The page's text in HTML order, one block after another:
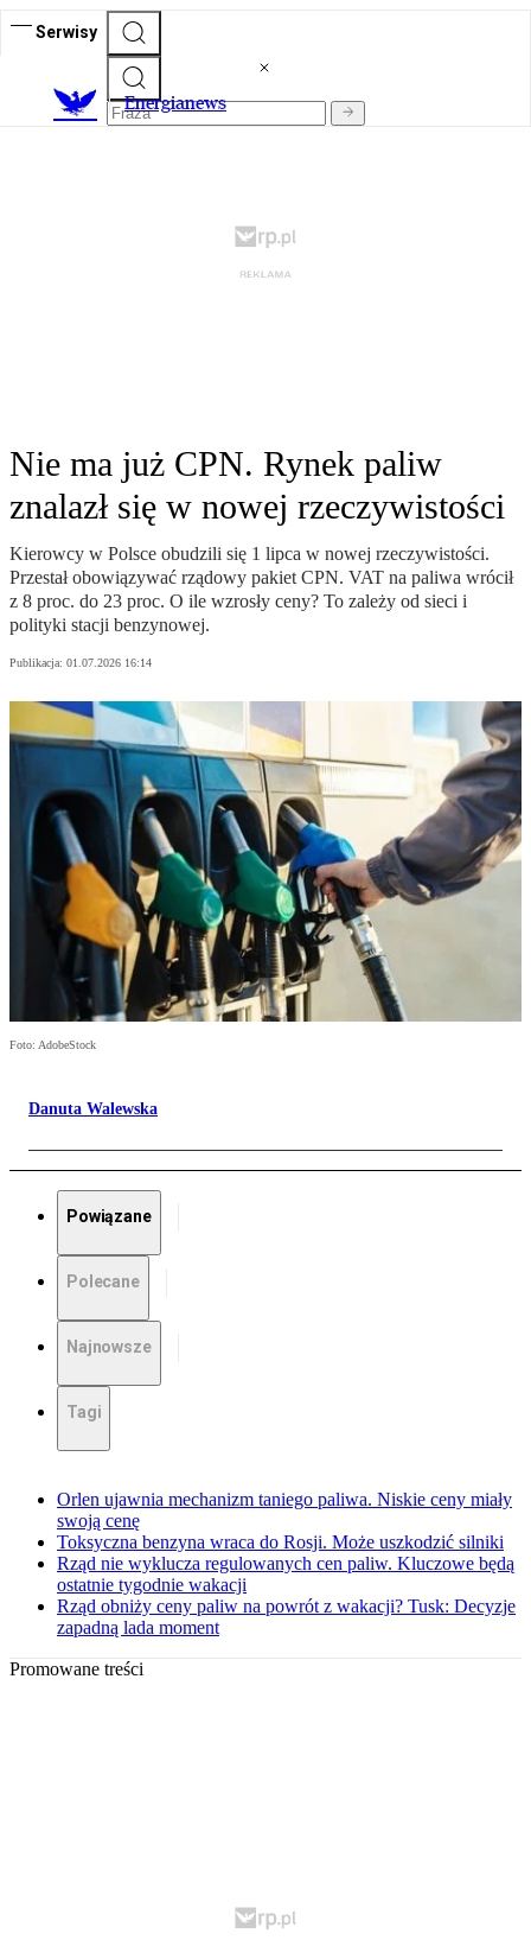
Serwisy
Energianews
Nie ma już CPN. Rynek paliw
znalazł się w nowej rzeczywistości
Kierowcy w Polsce obudzili się 1 lipca w nowej rzeczywistości.
Przestał obowiązywać rządowy pakiet CPN. VAT na paliwa wrócił
z 8 proc. do 23 proc. O ile wzrosły ceny? To zależy od sieci i
polityki stacji benzynowej.
Publikacja: 01.07.2026 16:14
Foto: AdobeStock
Danuta Walewska
Powiązane
Polecane
Najnowsze
Tagi
Orlen ujawnia mechanizm taniego paliwa. Niskie ceny miały
swoją cenę
Toksyczna benzyna wraca do Rosji. Może uszkodzić silniki
Rząd nie wyklucza regulowanych cen paliw. Kluczowe będą
ostatnie tygodnie wakacji
Rząd obniży ceny paliw na powrót z wakacji? Tusk: Decyzje
zapadną lada moment
Promowane treści